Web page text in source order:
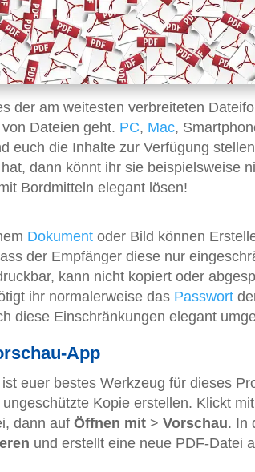
der am weitesten verbreiteten
Dateien geht. PC, Mac,
euch die Inhalte zur Verfügung
hat, dann könnt ihr sie beispielsweise
Bordmitteln elegant lösen!
Dokument oder Bild können
der Empfänger diese nur
kann nicht kopiert oder
ihr normalerweise das Passwort
diese Einschränkungen elegant
App
euer bestes Werkzeug für dieses
Kopie erstellen. Klickt
dann auf Öffnen mit > Vorschau. In
und erstellt eine neue PDF-Datei